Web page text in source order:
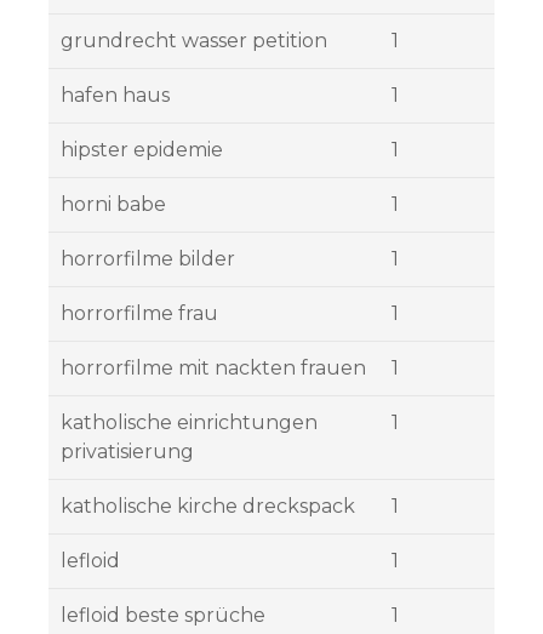
grundrecht wasser petition 1
hafen haus 1
hipster epidemie 1
horni babe 1
horrorfilme bilder 1
horrorfilme frau 1
horrorfilme mit nackten frauen 1
katholische einrichtungen
privatisierung
1
katholische kirche dreckspack 1
lefloid 1
lefloid beste sprüche 1